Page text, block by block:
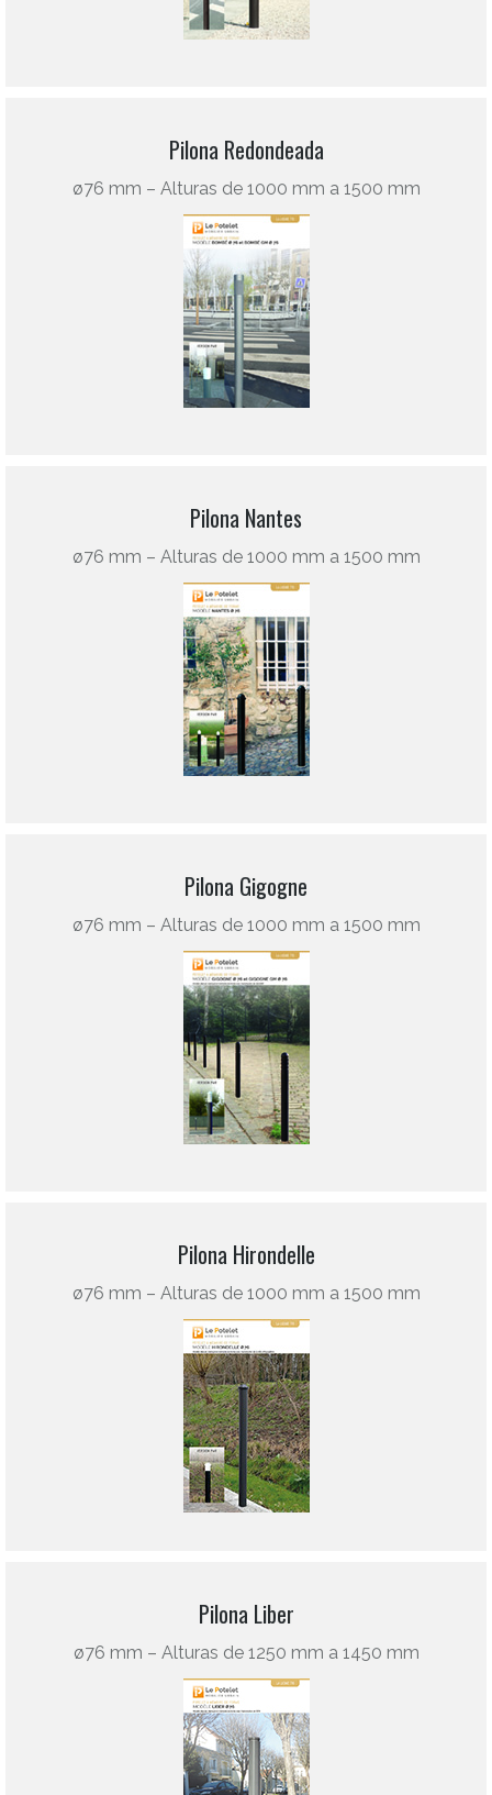
Pilona Redondeada
ø76 mm – Alturas de 1000 mm a 1500 mm
Pilona Nantes
ø76 mm – Alturas de 1000 mm a 1500 mm
Pilona Gigogne
ø76 mm – Alturas de 1000 mm a 1500 mm
Pilona Hirondelle
ø76 mm – Alturas de 1000 mm a 1500 mm
Pilona Liber
ø76 mm – Alturas de 1250 mm a 1450 mm